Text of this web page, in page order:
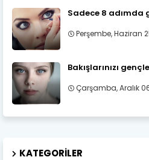
Sadece 8 adımda
Perşembe, Haziran
Bakışlarınızı
Çarşamba, Aralık
KATEGORILER